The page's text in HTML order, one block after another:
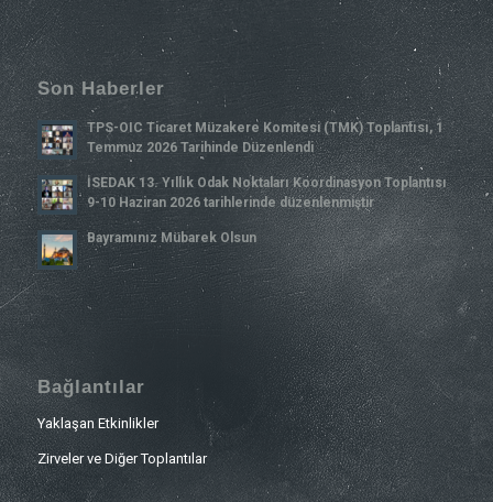
Son Haberler
TPS-OIC Ticaret Müzakere Komitesi (TMK) Toplantısı, 1
Temmuz 2026 Tarihinde Düzenlendi
İSEDAK 13. Yıllık Odak Noktaları Koordinasyon Toplantısı
9-10 Haziran 2026 tarihlerinde düzenlenmiştir
Bayramınız Mübarek Olsun
Bağlantılar
Yaklaşan Etkinlikler
Zirveler ve Diğer Toplantılar